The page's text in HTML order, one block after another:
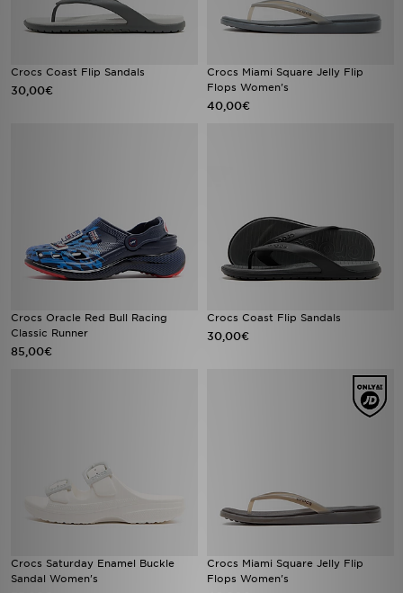
Crocs Coast Flip Sandals
30,00€
Crocs Miami Square Jelly Flip
Flops Women's
40,00€
Crocs Oracle Red Bull Racing
Classic Runner
85,00€
Crocs Coast Flip Sandals
30,00€
Crocs Saturday Enamel Buckle
Sandal Women's
Crocs Miami Square Jelly Flip
Flops Women's